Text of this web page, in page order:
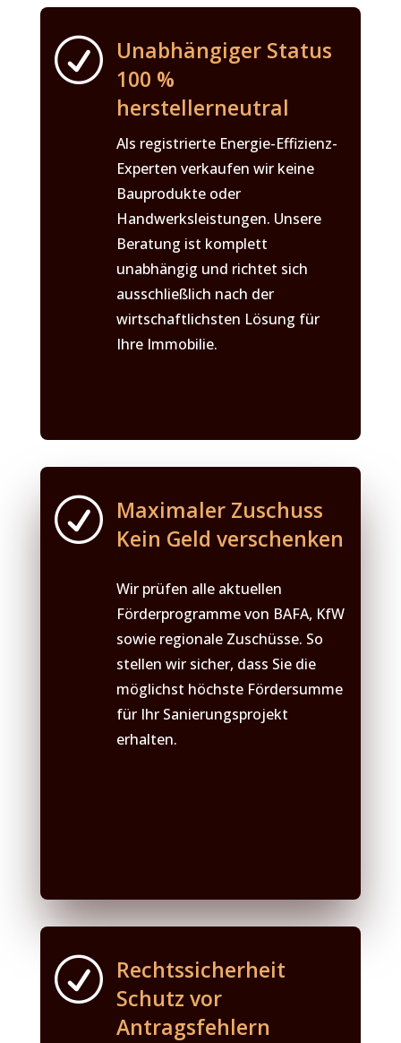
R Unabhängiger Status
100 %
herstellerneutral
Als registrierte Energie-Effizienz-
Experten verkaufen wir keine
Bauprodukte oder
Handwerksleistungen. Unsere
Beratung ist komplett
unabhängig und richtet sich
ausschließlich nach der
wirtschaftlichsten Lösung für
Ihre Immobilie.
R Maximaler Zuschuss
Kein Geld verschenken
Wir prüfen alle aktuellen
Förderprogramme von BAFA, KfW
sowie regionale Zuschüsse. So
stellen wir sicher, dass Sie die
möglichst höchste Fördersumme
für Ihr Sanierungsprojekt
erhalten.
R Rechtssicherheit
Schutz vor
Antragsfehlern